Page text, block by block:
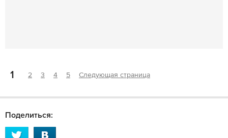
1 2 3 4 5 Следующая страница
Поделиться: